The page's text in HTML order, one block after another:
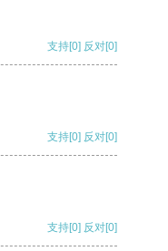
支持[0] 反对[0]
支持[0] 反对[0]
支持[0] 反对[0]